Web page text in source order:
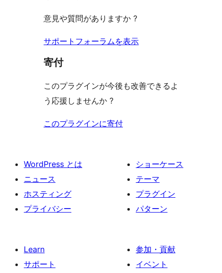
意見や質問がありますか ?
サポートフォーラムを表示
寄付
このプラグインが今後も改善できるよ
う応援しませんか ?
このプラグインに寄付
WordPress とは
ニュース
ホスティング
プライバシー
ショーケース
テーマ
プラグイン
パターン
Learn
サポート
参加・貢献
イベント